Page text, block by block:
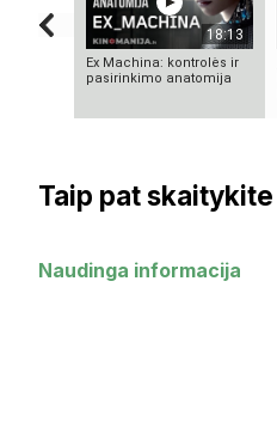
18:13
Ex Machina: kontrolės ir
pasirinkimo anatomija
Taip pat skaitykite
Naudinga informacija